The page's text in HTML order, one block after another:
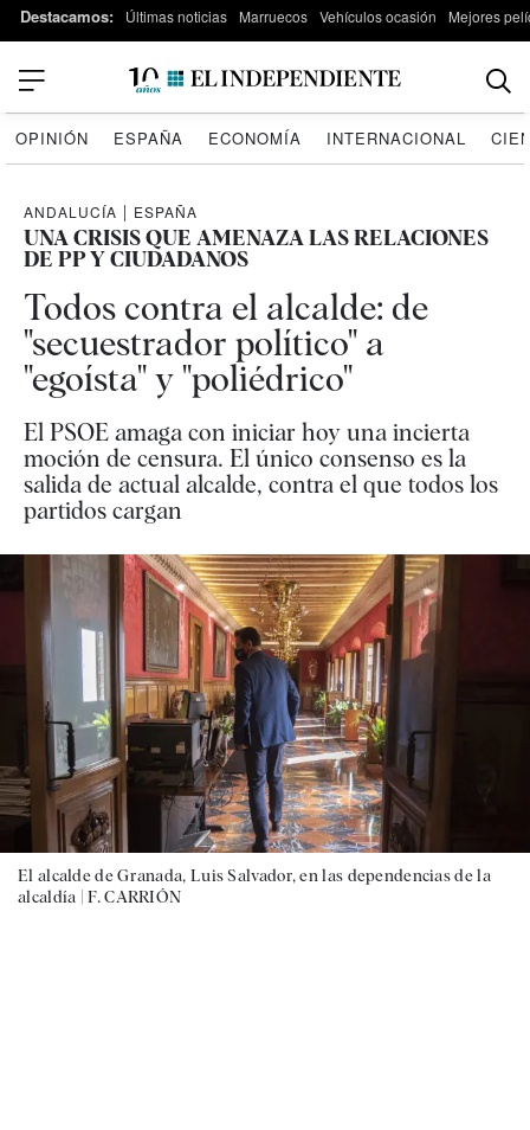
Destacamos: Últimas noticias Marruecos Vehículos ocasión Mejores
OPINIÓN ESPAÑA ECONOMÍA INTERNACIONAL
ANDALUCÍA | ESPAÑA
UNA CRISIS QUE AMENAZA LAS RELACIONES
DE PP Y CIUDADANOS
Todos contra el alcalde: de
"secuestrador político" a
"egoísta" y "poliédrico"
El PSOE amaga con iniciar hoy una incierta
moción de censura. El único consenso es la
salida de actual alcalde, contra el que todos los
partidos cargan
El alcalde de Granada, Luis Salvador, en las dependencias de la
alcaldía |F. CARRIÓN